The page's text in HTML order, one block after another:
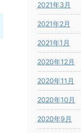
2021年3月
2021年2月
2021年1月
2020年12月
2020年11月
2020年10月
2020年9月